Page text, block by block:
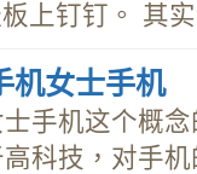
上钉钉。 其
机女士手机
手机这个概
科技，对手